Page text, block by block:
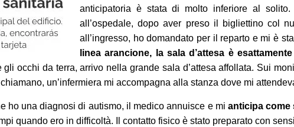
anticipatoria è stata di molto inferiore al
all’ospedale, dopo aver preso il bigliettino col
all’ingresso, ho domandato per il reparto e mi è
linea arancione, la sala d’attesa è
occhi da terra, arrivo nella grande sala d’attesa affollata. Sui
un’infermiera mi accompagna alla stanza dove mi
ho una diagnosi di autismo, il medico annuisce e mi anticipa come
quando ero in difficoltà. Il contatto fisico è stato preparato con